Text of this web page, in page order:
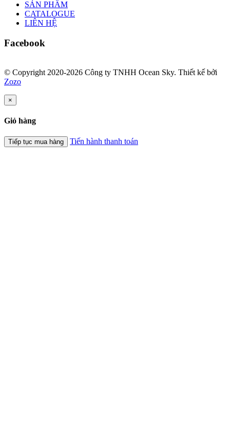
SẢN PHẨM
CATALOGUE
LIÊN HỆ
Facebook
© Copyright 2020-2026 Công ty TNHH Ocean Sky. Thiết kế bởi
Zozo
×
Giỏ hàng
Tiếp tục mua hàng Tiến hành thanh toán